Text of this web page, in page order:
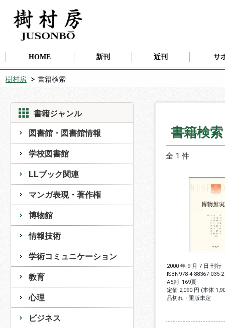
HOME 新刊 近刊 サ
樹村房 書籍検索
書籍ジャンル
図書館・図書館情報
学校図書館
LLブック関連
マンガ表現・著作権
博物館
情報技術
学術コミュニケーション
教育
心理
ビジネス
書籍検
全 1 件
2000 年 9 月 7 日 刊行
ISBN978-4-88367-035-2
A5判 169頁
定価 2,090 円 (本体
品切れ・重版未定